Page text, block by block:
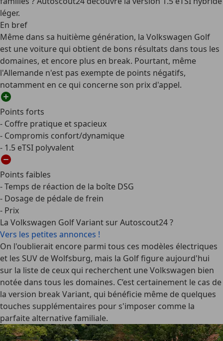
léger.
En bref
Même dans sa huitième génération, la Volkswagen Golf
est une voiture qui obtient de bons résultats dans tous les
domaines, et encore plus en break. Pourtant, même
l'Allemande n'est pas exempte de points négatifs,
notamment en ce qui concerne son prix d'appel.
Points forts
- Coffre pratique et spacieux
- Compromis confort/dynamique
- 1.5 eTSI polyvalent
Points faibles
- Temps de réaction de la boîte DSG
- Dosage de pédale de frein
- Prix
La Volkswagen Golf Variant sur Autoscout24 ?
Vers les petites annonces !
On l'oublierait encore parmi tous ces modèles électriques
et les SUV de Wolfsburg, mais la Golf figure aujourd'hui
sur la liste de ceux qui recherchent une Volkswagen bien
notée dans tous les domaines. C’est certainement le cas de
la version break Variant, qui bénéficie même de quelques
touches supplémentaires pour s'imposer comme la
parfaite alternative familiale.